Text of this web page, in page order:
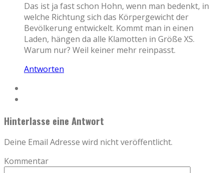
Das ist ja fast schon Hohn, wenn man bedenkt, in
welche Richtung sich das Körpergewicht der
Bevölkerung entwickelt. Kommt man in einen
Laden, hängen da alle Klamotten in Größe XS.
Warum nur? Weil keiner mehr reinpasst.
Antworten
Hinterlasse eine Antwort
Deine Email Adresse wird nicht veröffentlicht.
Kommentar